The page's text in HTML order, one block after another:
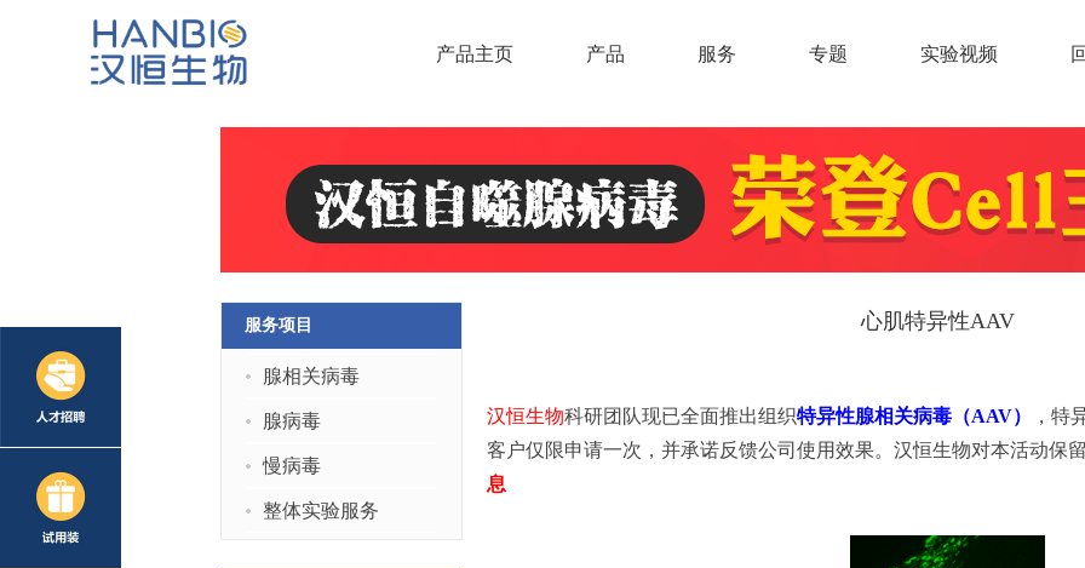
产品主页 产品 服务 专题 实验视频
服务项目
腺相关病毒
腺病毒
慢病毒
整体实验服务
心肌特异性AAV
汉恒生物科研团队现已全面推出组织特异性腺相关病毒（AAV）
，特
客户仅限申请一次，并承诺反馈公司使用效果。汉恒生物对本活动保
息